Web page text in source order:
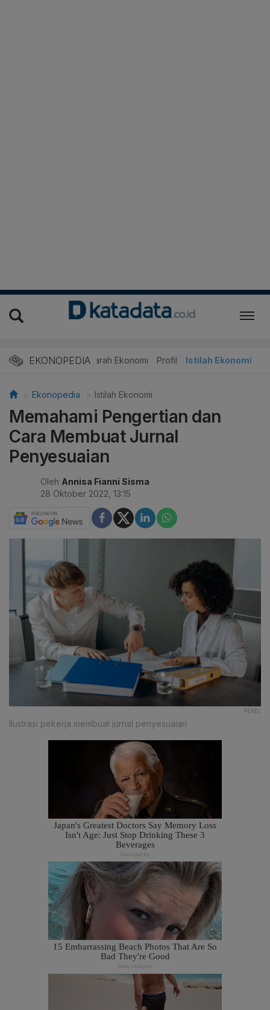
EKONOPEDIASejarah Ekonomi Profil Istilah Ekonomi
Ekonopedia Istilah Ekonomi
Memahami Pengertian dan
Cara Membuat Jurnal
Penyesuaian
Oleh Annisa Fianni Sisma
28 Oktober 2022, 13:15
PEXEL
Ilustrasi pekerja membuat jurnal penyesuaian